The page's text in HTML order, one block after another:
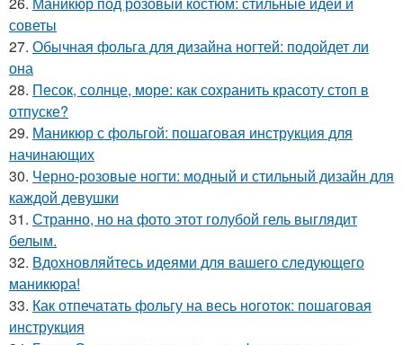
советы
27. Обычная фольга для дизайна ногтей: подойдет ли
она
28. Песок, солнце, море: как сохранить красоту стоп в
отпуске?
29. Маникюр с фольгой: пошаговая инструкция для
начинающих
30. Черно-розовые ногти: модный и стильный дизайн для
каждой девушки
31. Странно, но на фото этот голубой гель выглядит
белым.
32. Вдохновляйтесь идеями для вашего следующего
маникюра!
33. Как отпечатать фольгу на весь ноготок: пошаговая
инструкция